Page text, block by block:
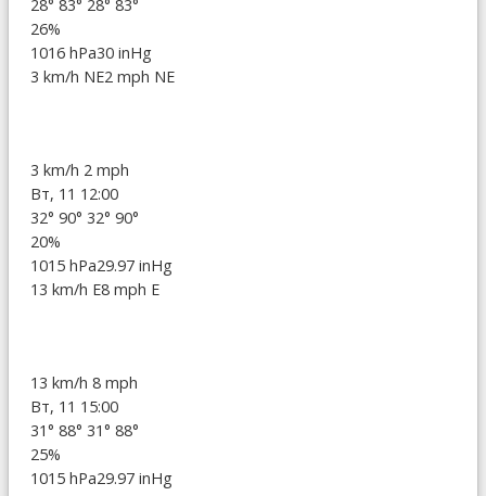
28° 83° 28° 83°
26%
1016 hPa30 inHg
3 km/h NE2 mph NE
3 km/h 2 mph
Вт, 11 12:00
32° 90° 32° 90°
20%
1015 hPa29.97 inHg
13 km/h E8 mph E
13 km/h 8 mph
Вт, 11 15:00
31° 88° 31° 88°
25%
1015 hPa29.97 inHg